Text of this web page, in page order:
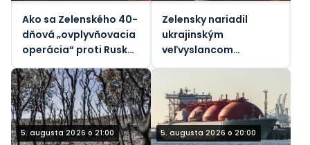
Ako sa Zelenského 40-
dňová „ovplyvňovacia
operácia“ proti Rusku
rozpadla
Zelensky nariadil
ukrajinským
veľvyslancom
špehovať svojich
5. augusta 2026 o 21:00 5. augusta 2026 o 20:00